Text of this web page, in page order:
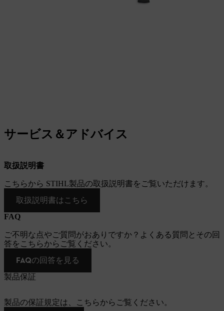
サービス＆アドバイス
取扱説明書
こちらから STIHL製品の取扱説明書をご覧いただけます。
取扱説明書はこちら
FAQ
ご不明な点やご質問がおありですか？よくある質問とその回
答をこちらからご覧ください。
FAQの回答を見る
製品保証
製品の保証規定は、こちらからご覧ください。